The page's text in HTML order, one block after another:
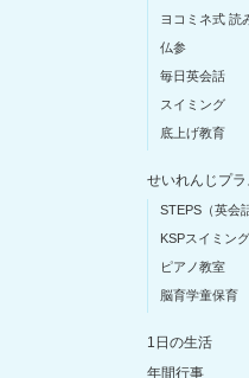
ヨコミネ式 読
仏参
毎日英会話
スイミング
底上げ教育
せいれんじプ
STEPS（英会
KSPスイミン
ピアノ教室
脳育学童保育
1日の生活
年間行事